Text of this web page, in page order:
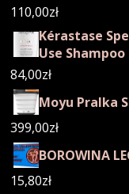
110,00zł
Kérastase
Use
84,00zł
Moyu Pralka
399,00zł
BOROWINA
15,80zł